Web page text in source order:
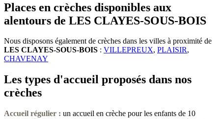
Places en crèches disponibles aux
alentours de LES CLAYES-SOUS-BOIS
Nous disposons également de crèches dans les villes à proximité de
LES CLAYES-SOUS-BOIS : VILLEPREUX, PLAISIR,
CHAVENAY
Les types d'accueil proposés dans nos
crèches
Accueil régulier : un accueil en crèche pour les enfants de 10